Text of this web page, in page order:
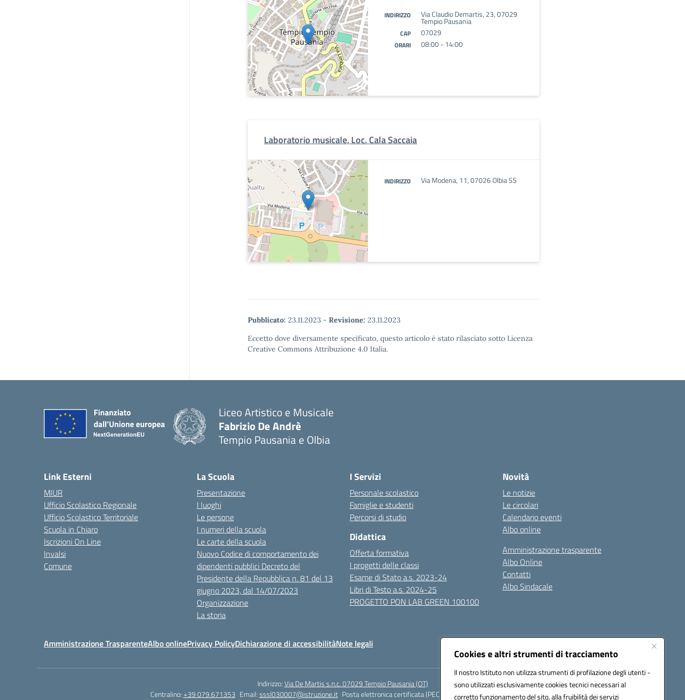
Cookies e altri strumenti di tracciamento
Il nostro Istituto non utilizza strumenti di profilazione degli utenti -
sono utilizzati esclusivamente cookies tecnici necessari al
corretto funzionamento del sito, alla fruibilità dei servizi
INDIRIZZO Via Claudio Demartis, 23, 07029
Tempio Pausania
CAP 07029
ORARI 08:00 - 14:00
Laboratorio musicale, Loc. Cala Saccaia
INDIRIZZO Via Modena, 11, 07026 Olbia SS
Pubblicato: 23.11.2023 - Revisione: 23.11.2023
Eccetto dove diversamente specificato, questo articolo è stato rilasciato sotto Licenza
Creative Commons Attribuzione 4.0 Italia.
Liceo Artistico e Musicale
Fabrizio De Andrè
Tempio Pausania e Olbia
Link Esterni
MIUR
Ufficio Scolastico Regionale
Ufficio Scolastico Territoriale
Scuola in Chiaro
Iscrizioni On Line
Invalsi
Comune
La Scuola
Presentazione
I luoghi
Le persone
I numeri della scuola
Le carte della scuola
Nuovo Codice di comportamento dei
dipendenti pubblici Decreto del
Presidente della Repubblica n. 81 del 13
giugno 2023, dal 14/07/2023
Organizzazione
La storia
I Servizi
Personale scolastico
Famiglie e studenti
Percorsi di studio
Didattica
Offerta formativa
I progetti delle classi
Esame di Stato a.s. 2023-24
Libri di Testo a.s. 2024-25
PROGETTO PON LAB GREEN 100100
Novità
Le notizie
Le circolari
Calendario eventi
Albo online
Amministrazione trasparente
Albo Online
Contatti
Albo Sindacale
Amministrazione TrasparenteAlbo onlinePrivacy PolicyDichiarazione di accessibilitàNote legali
Indirizzo:Via De Martis s.n.c. 07029 Tempio Pausania (OT)
Centralino:+39 079.671353 Email:sssl030007@istruzione.it Posta elettronica certificata (PEC): sssl030007@pec.istruzione.it